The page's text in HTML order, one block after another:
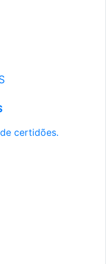
certidões.